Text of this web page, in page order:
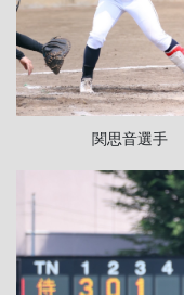
関思音選手